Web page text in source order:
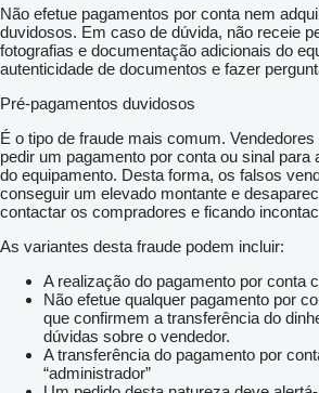
Não efetue pagamentos por conta nem
duvidosos. Em caso de dúvida, não receie
fotografias e documentação adicionais do
autenticidade de documentos e fazer
Pré-pagamentos duvidosos
É o tipo de fraude mais comum.
pedir um pagamento por conta ou sinal para
do equipamento. Desta forma, os falsos
conseguir um elevado montante e
contactar os compradores e ficando
As variantes desta fraude podem incluir:
A realização do pagamento por conta
Não efetue qualquer pagamento por
que confirmem a transferência do
dúvidas sobre o vendedor.
A transferência do pagamento por
“administrador”